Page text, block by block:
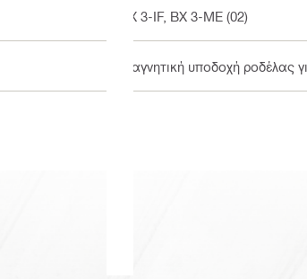
BX 3-IF, BX 3-ME (02)
Μαγνητική υποδοχή ροδέλας